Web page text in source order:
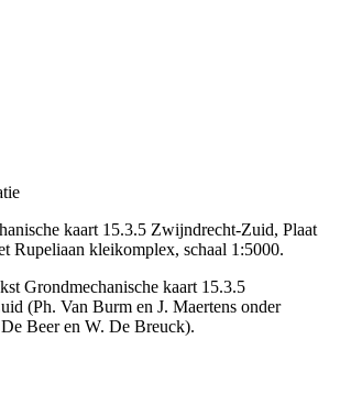
kaart 15.3.5 Zwijndrecht-Zuid, Plaat
Rupeliaan kleikomplex, schaal 1:5000.
Grondmechanische kaart 15.3.5
(Ph. Van Burm en J. Maertens onder
Beer en W. De Breuck).